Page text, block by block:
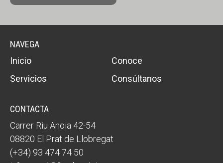
NAVEGA
Inicio
Conoce
Servicios
Consúltanos
CONTACTA
Carrer Riu Anoia 42-54
08820 El Prat de Llobregat
(+34) 93 474 74 50